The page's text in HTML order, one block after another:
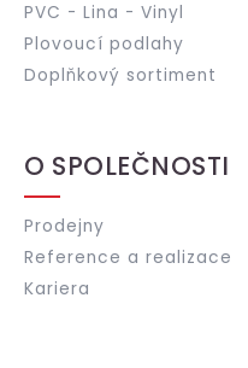
PVC - Lina - Vinyl
Plovoucí podlahy
Doplňkový sortiment
O SPOLEČNOSTI
Prodejny
Reference a realizace
Kariera